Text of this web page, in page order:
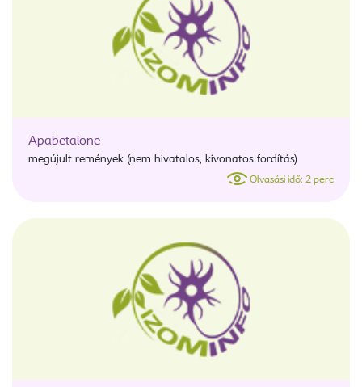
Apabetalone
megújult remények (nem hivatalos, kivonatos fordítás)
Olvasási idő: 2 perc